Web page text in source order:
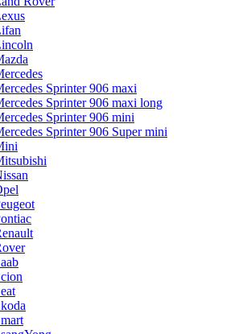
Sprinter 906 maxi
Sprinter 906 maxi long
Sprinter 906 mini
Sprinter 906 Super mini